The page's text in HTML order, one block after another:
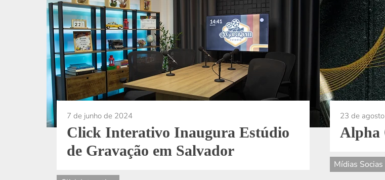
7 de junho de 2024
Click Interativo Inaugura Estúdio
de Gravação em Salvador
23 de
Alpha
Mídias Socias